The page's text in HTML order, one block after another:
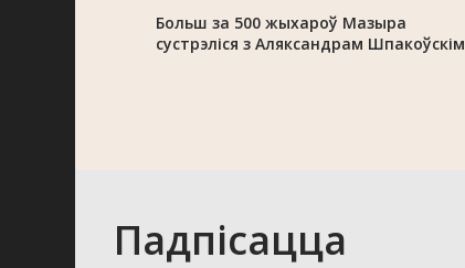
Больш за 500 жыхароў Мазыра
сустрэліся з Аляксандрам Шпакоўскім
Падпісацца